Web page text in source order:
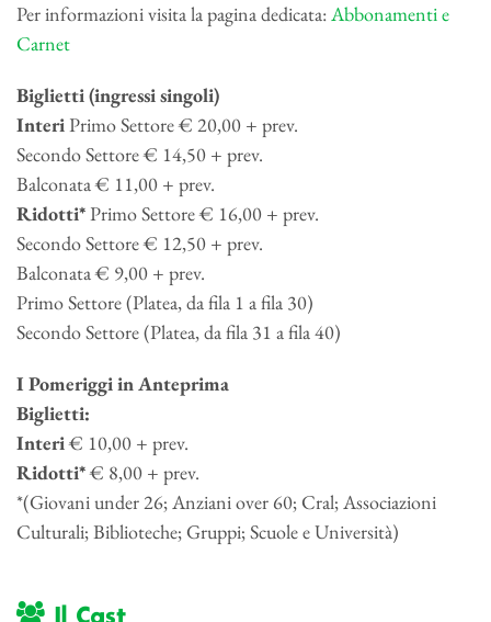
Per informazioni visita la pagina dedicata:Abbonamenti e
Carnet
Biglietti (ingressi singoli)
InteriPrimo Settore € 20,00 + prev.
Secondo Settore € 14,50 + prev.
Balconata € 11,00 + prev.
Ridotti*Primo Settore € 16,00 + prev.
Secondo Settore € 12,50 + prev.
Balconata € 9,00 + prev.
Primo Settore (Platea, da fila 1 a fila 30)
Secondo Settore (Platea, da fila 31 a fila 40)
I Pomeriggi in Anteprima
Biglietti:
Interi€ 10,00 + prev.
Ridotti*€ 8,00 + prev.
*(Giovani under 26; Anziani over 60; Cral; Associazioni
Culturali; Biblioteche; Gruppi; Scuole e Università)